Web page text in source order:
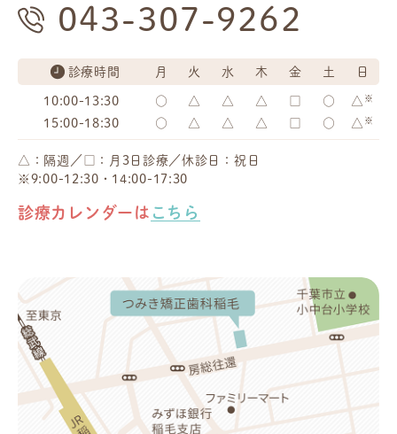
043-307-9262
診療時間 月 火 水 木 金 土 日
10:00-13:30 ○ △ △ △ ○ △ ※
15:00-18:30 ○ △ △ △ ○ △ ※
△：隔週／□：月3日診療／休診日：祝日
※9:00-12:30・14:00-17:30
診療カレンダーは こちら